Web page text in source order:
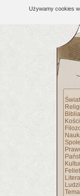
Używamy cookies
Biblia